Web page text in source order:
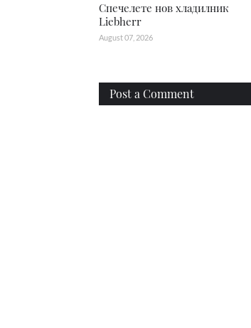
Спечелете нов хладилник
Liebherr
August 07, 2026
Post a Comment